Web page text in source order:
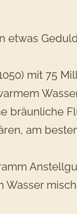
etwas
mit 75
bräunliche
am
Wasser